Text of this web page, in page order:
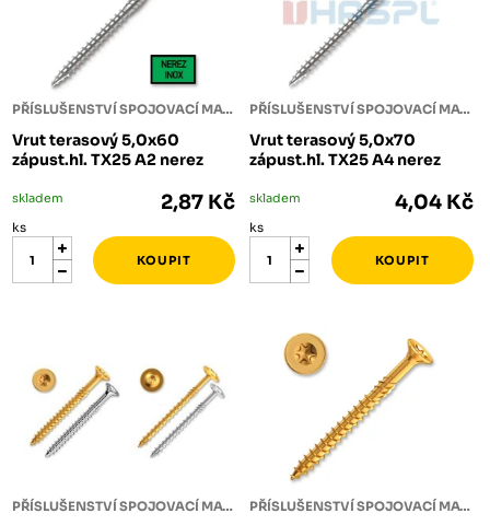
PŘÍSLUŠENSTVÍ SPOJOVACÍ MATERIÁL
Vrut terasový 5,0x60
zápust.hl. TX25 A2 nerez
skladem 2,87 Kč
ks
PŘÍSLUŠENSTVÍ SPOJOVACÍ MATERIÁL
Vrut terasový 5,0x70
zápust.hl. TX25 A4 nerez
skladem 4,04 Kč
ks
PŘÍSLUŠENSTVÍ SPOJOVACÍ MATERIÁL PŘÍSLUŠENSTVÍ SPOJOVACÍ MATERIÁL